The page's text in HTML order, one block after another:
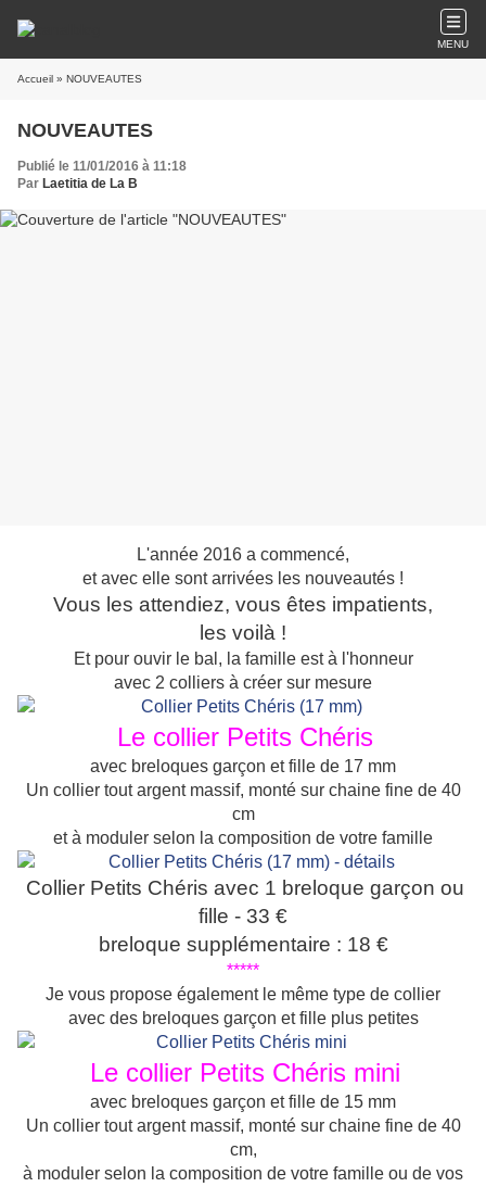
MENU
Accueil » NOUVEAUTES
NOUVEAUTES
Publié le 11/01/2016 à 11:18
Par Laetitia de La B
L'année 2016 a commencé,
et avec elle sont arrivées les nouveautés !
Vous les attendiez, vous êtes impatients,
les voilà !
Et pour ouvir le bal, la famille est à l'honneur
avec 2 colliers à créer sur mesure
Le collier Petits Chéris
avec breloques garçon et fille de 17 mm
Un collier tout argent massif, monté sur chaine fine de 40
cm
et à moduler selon la composition de votre famille
Collier Petits Chéris avec 1 breloque garçon ou
fille - 33 €
breloque supplémentaire : 18 €
*****
Je vous propose également le même type de collier
avec des breloques garçon et fille plus petites
Le collier Petits Chéris mini
avec breloques garçon et fille de 15 mm
Un collier tout argent massif, monté sur chaine fine de 40
cm,
à moduler selon la composition de votre famille ou de vos